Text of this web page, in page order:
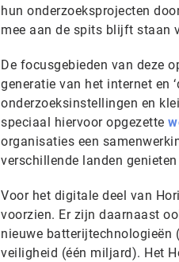
hun onderzoeksprojecten
mee aan de spits blijft staan
De focusgebieden van deze
generatie van het internet en
onderzoeksinstellingen en
speciaal hiervoor opgezette
organisaties een
verschillende landen
Voor het digitale deel van
voorzien. Er zijn daarnaast
nieuwe batterijtechnologieën
veiligheid (één miljard). Het